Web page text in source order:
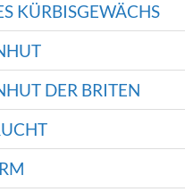
KÜRBISGEWÄCHS
DER BRITEN